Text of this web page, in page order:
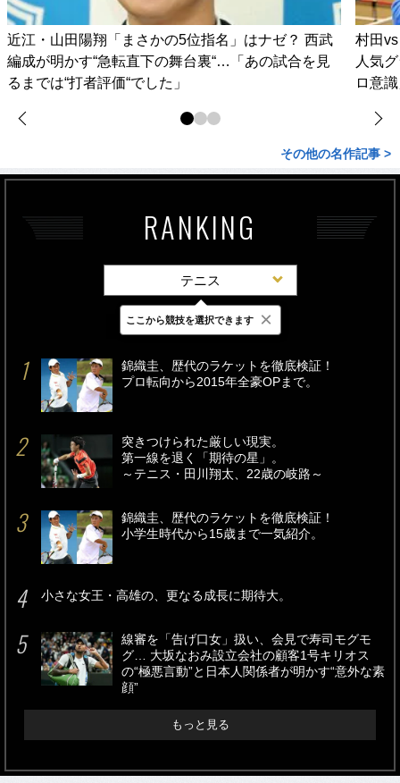
近江・山田陽翔「まさかの5位指名」はナゼ？ 西武
編成が明かす“急転直下の舞台裏“…「あの試合を見
るまでは“打者評価“でした」
村田
人気
ロ意
その他の名作記事 >
RANKING
テニス
最新 24時間 週間
錦織圭、歴代のラケットを徹底検証！
プロ転向から2015年全豪OPまで。
突きつけられた厳しい現実。
第一線を退く「期待の星」。
～テニス・田川翔太、22歳の岐路～
錦織圭、歴代のラケットを徹底検証！
小学生時代から15歳まで一気紹介。
小さな女王・高雄の、更なる成長に期待大。
線審を「告げ口女」扱い、会見で寿司モグモ
グ… 大坂なおみ設立会社の顧客1号キリオス
の“極悪言動”と日本人関係者が明かす“意外な素
顔”
もっと見る
ここから競技を選択できます ×